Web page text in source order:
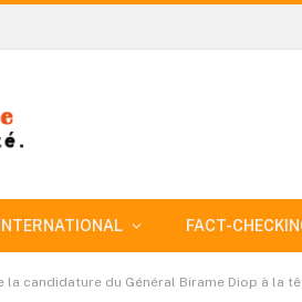
INTERNATIONAL FACT-
candidature du Général Birame Diop à la